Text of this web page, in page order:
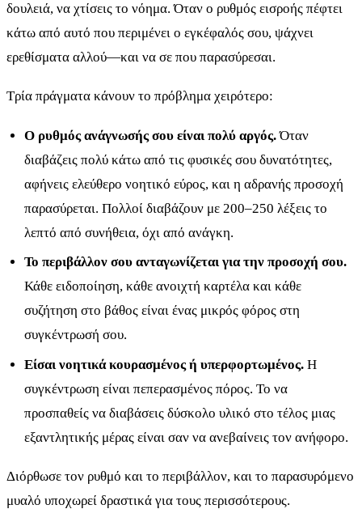
δουλειά, να χτίσεις το νόημα. Όταν ο ρυθμός εισροής πέφτει
κάτω από αυτό που περιμένει ο εγκέφαλός σου, ψάχνει
ερεθίσματα αλλού—και να σε που παρασύρεσαι.
Τρία πράγματα κάνουν το πρόβλημα χειρότερο:
Ο ρυθμός ανάγνωσής σου είναι πολύ αργός.Όταν
διαβάζεις πολύ κάτω από τις φυσικές σου δυνατότητες,
αφήνεις ελεύθερο νοητικό εύρος, και η αδρανής προσοχή
παρασύρεται. Πολλοί διαβάζουν με 200–250 λέξεις το
λεπτό από συνήθεια, όχι από ανάγκη.
Το περιβάλλον σου ανταγωνίζεται για την προσοχή σου.
Κάθε ειδοποίηση, κάθε ανοιχτή καρτέλα και κάθε
συζήτηση στο βάθος είναι ένας μικρός φόρος στη
συγκέντρωσή σου.
Είσαι νοητικά κουρασμένος ή υπερφορτωμένος. Η
συγκέντρωση είναι πεπερασμένος πόρος. Το να
προσπαθείς να διαβάσεις δύσκολο υλικό στο τέλος μιας
εξαντλητικής μέρας είναι σαν να ανεβαίνεις τον ανήφορο.
Διόρθωσε τον ρυθμό και το περιβάλλον, και το παρασυρόμενο
μυαλό υποχωρεί δραστικά για τους περισσότερους.